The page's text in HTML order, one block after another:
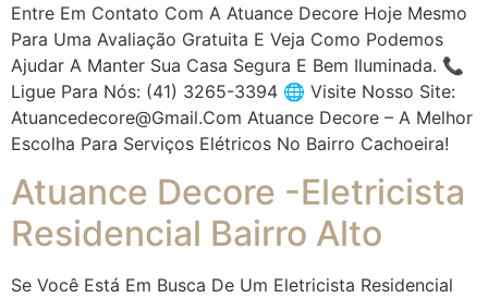
Entre Em Contato Com A Atuance Decore Hoje Mesmo
Para Uma Avaliação Gratuita E Veja Como Podemos
Ajudar A Manter Sua Casa Segura E Bem Iluminada. 📞
Ligue Para Nós: (41) 3265-3394 🌐 Visite Nosso Site:
Atuancedecore@gmail.com Atuance Decore – A Melhor
Escolha Para Serviços Elétricos No Bairro Cachoeira!
Atuance Decore -Eletricista
Residencial Bairro Alto
Se Você Está Em Busca De Um Eletricista Residencial